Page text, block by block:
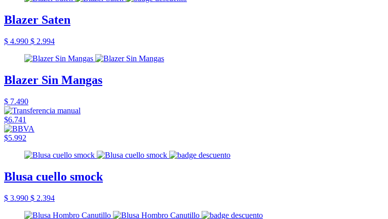
Blazer Saten
$ 4.990 $ 2.994
Blazer Sin Mangas
$ 7.490
$6.741
$5.992
Blusa cuello smock
$ 3.990 $ 2.394